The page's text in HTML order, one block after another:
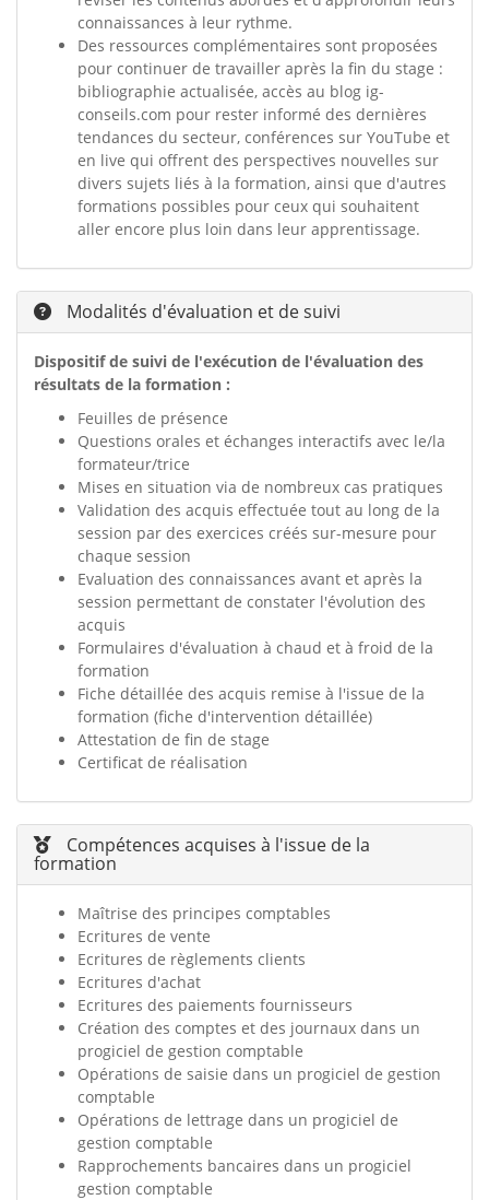
connaissances à leur rythme.
Des ressources complémentaires sont proposées
pour continuer de travailler après la fin du stage :
bibliographie actualisée, accès au blog ig-
conseils.com pour rester informé des dernières
tendances du secteur, conférences sur YouTube et
en live qui offrent des perspectives nouvelles sur
divers sujets liés à la formation, ainsi que d'autres
formations possibles pour ceux qui souhaitent
aller encore plus loin dans leur apprentissage.
Modalités d'évaluation et de suivi
Dispositif de suivi de l'exécution de l'évaluation des
résultats de la formation :
Feuilles de présence
Questions orales et échanges interactifs avec le/la
formateur/trice
Mises en situation via de nombreux cas pratiques
Validation des acquis effectuée tout au long de la
session par des exercices créés sur-mesure pour
chaque session
Evaluation des connaissances avant et après la
session permettant de constater l'évolution des
acquis
Formulaires d'évaluation à chaud et à froid de la
formation
Fiche détaillée des acquis remise à l'issue de la
formation (fiche d'intervention détaillée)
Attestation de fin de stage
Certificat de réalisation
Compétences acquises à l'issue de la
formation
Maîtrise des principes comptables
Ecritures de vente
Ecritures de règlements clients
Ecritures d'achat
Ecritures des paiements fournisseurs
Création des comptes et des journaux dans un
progiciel de gestion comptable
Opérations de saisie dans un progiciel de gestion
comptable
Opérations de lettrage dans un progiciel de
gestion comptable
Rapprochements bancaires dans un progiciel
gestion comptable